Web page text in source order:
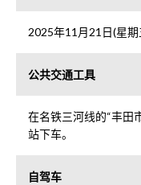
2025年11月21日(星
公共交通工具
在名铁三河线的“丰田
站下车。
自驾车